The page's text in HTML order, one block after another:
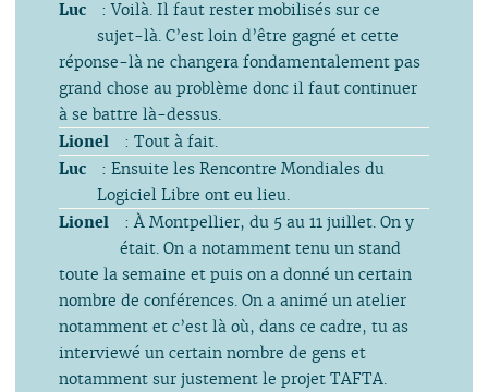
Luc
: Voilà. Il faut rester mobilisés sur ce
sujet-là. C’est loin d’être gagné et cette
réponse-là ne changera fondamentalement pas
grand chose au problème donc il faut continuer
à se battre là-dessus.
Lionel
: Tout à fait.
Luc
: Ensuite les Rencontre Mondiales du
Logiciel Libre ont eu lieu.
Lionel
: À Montpellier, du 5 au 11 juillet. On y
était. On a notamment tenu un stand
toute la semaine et puis on a donné un certain
nombre de conférences. On a animé un atelier
notamment et c’est là où, dans ce cadre, tu as
interviewé un certain nombre de gens et
notamment sur justement le projet TAFTA.